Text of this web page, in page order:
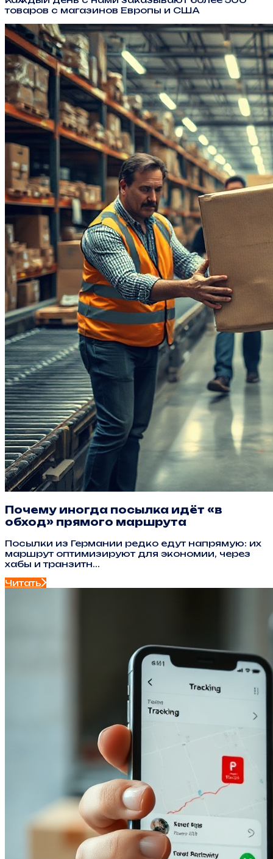
товаров с магазинов Европы и США
Почему иногда посылка идёт «в
обход» прямого маршрута
Посылки из Германии редко едут напрямую: их
маршрут оптимизируют для экономии, через
хабы и транзитн...
Читать